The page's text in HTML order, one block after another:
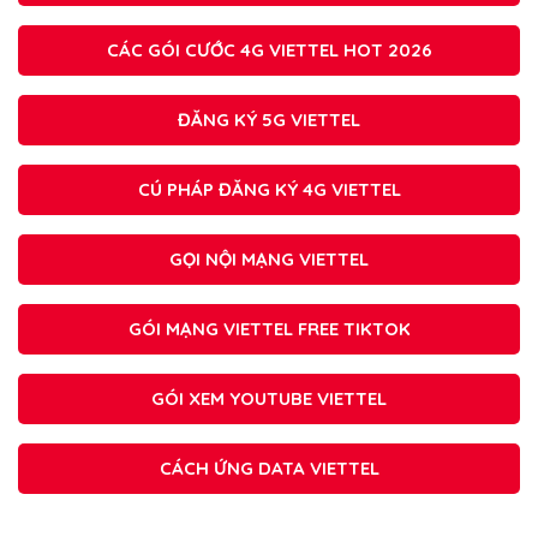
CÁC GÓI CƯỚC 4G VIETTEL HOT 2026
ĐĂNG KÝ 5G VIETTEL
CÚ PHÁP ĐĂNG KÝ 4G VIETTEL
GỌI NỘI MẠNG VIETTEL
GÓI MẠNG VIETTEL FREE TIKTOK
GÓI XEM YOUTUBE VIETTEL
CÁCH ỨNG DATA VIETTEL